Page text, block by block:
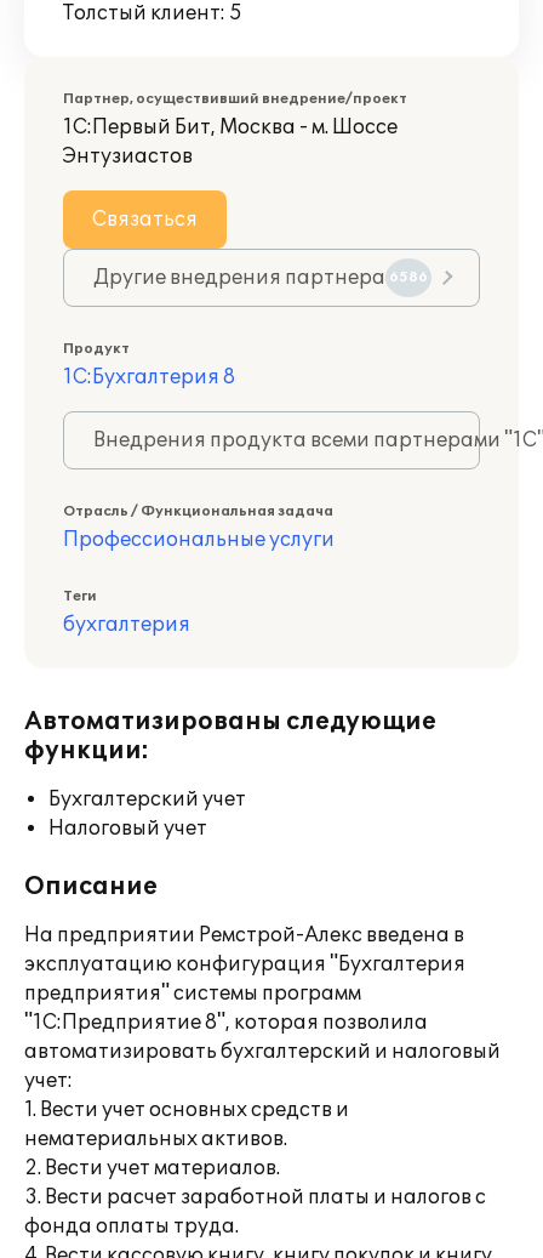
Толстый клиент: 5
Партнер, осуществивший внедрение/проект
1С:Первый Бит, Москва - м. Шоссе
Энтузиастов
Связаться
Другие внедрения партнера 6586
Продукт
1С:Бухгалтерия 8
Внедрения продукта всеми партнерами
Отрасль / Функциональная задача
Профессиональные услуги
Теги
бухгалтерия
Автоматизированы следующие
функции:
Бухгалтерский учет
Налоговый учет
Описание
На предприятии Ремстрой-Алекс введена в
эксплуатацию конфигурация "Бухгалтерия
предприятия" системы программ
"1С:Предприятие 8", которая позволила
автоматизировать бухгалтерский и налоговый
учет:
1. Вести учет основных средств и
нематериальных активов.
2. Вести учет материалов.
3. Вести расчет заработной платы и налогов с
фонда оплаты труда.